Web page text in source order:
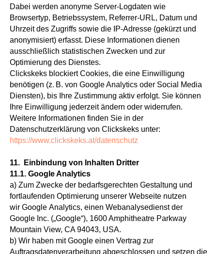
Dabei werden anonyme Server-Logdaten wie
Browsertyp, Betriebssystem, Referrer-URL, Datum und
Uhrzeit des Zugriffs sowie die IP-Adresse (gekürzt und
anonymisiert) erfasst. Diese Informationen dienen
ausschließlich statistischen Zwecken und zur
Optimierung des Dienstes.
Clickskeks blockiert Cookies, die eine Einwilligung
benötigen (z. B. von Google Analytics oder Social Media
Diensten), bis Ihre Zustimmung aktiv erfolgt. Sie können
Ihre Einwilligung jederzeit ändern oder widerrufen.
Weitere Informationen finden Sie in der
Datenschutzerklärung von Clickskeks unter:
https://www.clickskeks.at/datenschutz
11. Einbindung von Inhalten Dritter
11.1. Google Analytics
a) Zum Zwecke der bedarfsgerechten Gestaltung und
fortlaufenden Optimierung unserer Webseite nutzen
wir Google Analytics, einen Webanalysedienst der
Google Inc. („Google“), 1600 Amphitheatre Parkway
Mountain View, CA 94043, USA.
b) Wir haben mit Google einen Vertrag zur
Auftragsdatenverarbeitung abgeschlossen und setzen die